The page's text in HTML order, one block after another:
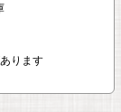
ります